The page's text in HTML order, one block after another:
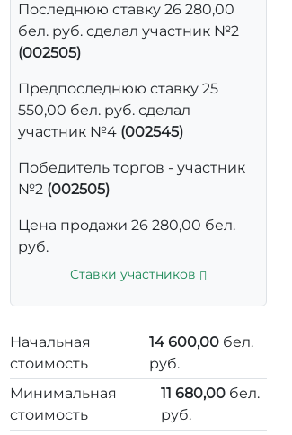
Последнюю ставку 26 280,00
бел. руб. сделал участник №2
(002505)
Предпоследнюю ставку 25
550,00 бел. руб. сделал
участник №4 (002545)
Победитель торгов - участник
№2 (002505)
Цена продажи 26 280,00 бел.
руб.
Ставки участников
Начальная
стоимость
14 600,00бел.
руб.
Минимальная
стоимость
11 680,00бел.
руб.